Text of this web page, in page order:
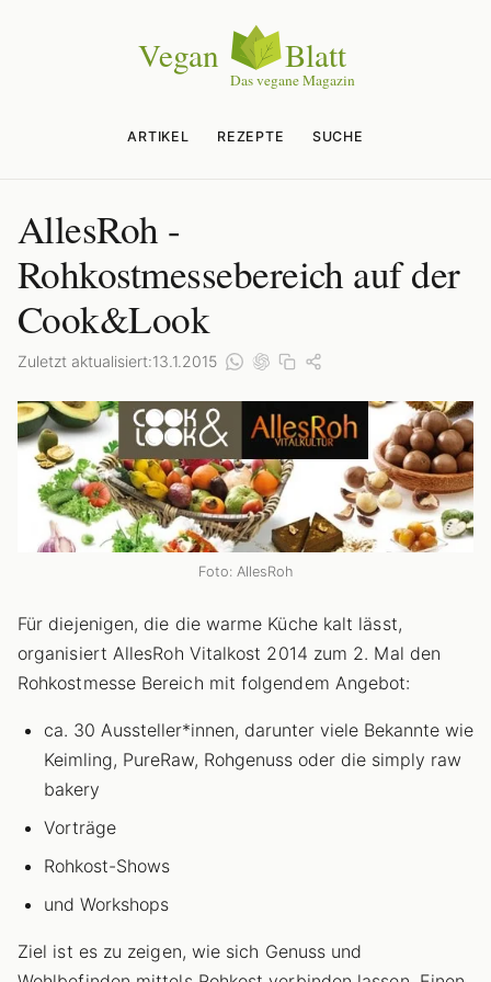
ARTIKEL REZEPTE SUCHE
AllesRoh -
Rohkostmessebereich auf der
Cook&Look
Zuletzt aktualisiert:13.1.2015
Foto: AllesRoh
Für diejenigen, die die warme Küche kalt lässt,
organisiert AllesRoh Vitalkost 2014 zum 2. Mal den
Rohkostmesse Bereich mit folgendem Angebot:
ca. 30 Aussteller*innen, darunter viele Bekannte wie
Keimling, PureRaw, Rohgenuss oder die simply raw
bakery
Vorträge
Rohkost-Shows
und Workshops
Ziel ist es zu zeigen, wie sich Genuss und